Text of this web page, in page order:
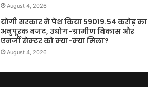
August 4, 2026
योगी सरकार ने पेश किया 59019.54 करोड़ का
अनुपूरक बजट, उद्योग-ग्रामीण विकास और
एनर्जी सेक्टर को क्या-क्या मिला?
August 4, 2026